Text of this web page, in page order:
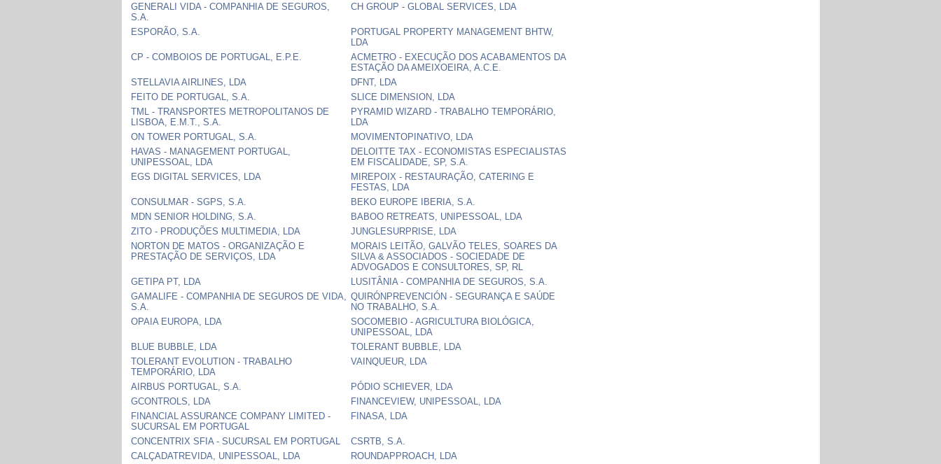
GENERALI VIDA - COMPANHIA DE SEGUROS,
S.A.
CH GROUP - GLOBAL SERVICES, LDA
ESPORÃO, S.A.
PORTUGAL PROPERTY MANAGEMENT BHTW,
LDA
CP - COMBOIOS DE PORTUGAL, E.P.E.
ACMETRO - EXECUÇÃO DOS ACABAMENTOS DA
ESTAÇÃO DA AMEIXOEIRA, A.C.E.
STELLAVIA AIRLINES, LDA
DFNT, LDA
FEITO DE PORTUGAL, S.A.
SLICE DIMENSION, LDA
TML - TRANSPORTES METROPOLITANOS DE
LISBOA, E.M.T., S.A.
PYRAMID WIZARD - TRABALHO TEMPORÁRIO,
LDA
ON TOWER PORTUGAL, S.A.
MOVIMENTOPINATIVO, LDA
HAVAS - MANAGEMENT PORTUGAL,
UNIPESSOAL, LDA
DELOITTE TAX - ECONOMISTAS ESPECIALISTAS
EM FISCALIDADE, SP, S.A.
EGS DIGITAL SERVICES, LDA
MIREPOIX - RESTAURAÇÃO, CATERING E
FESTAS, LDA
CONSULMAR - SGPS, S.A.
BEKO EUROPE IBERIA, S.A.
MDN SENIOR HOLDING, S.A.
BABOO RETREATS, UNIPESSOAL, LDA
ZITO - PRODUÇÕES MULTIMEDIA, LDA
JUNGLESURPRISE, LDA
NORTON DE MATOS - ORGANIZAÇÃO E
PRESTAÇÃO DE SERVIÇOS, LDA
MORAIS LEITÃO, GALVÃO TELES, SOARES DA
SILVA & ASSOCIADOS - SOCIEDADE DE
ADVOGADOS E CONSULTORES, SP, RL
GETIPA PT, LDA
LUSITÂNIA - COMPANHIA DE SEGUROS, S.A.
GAMALIFE - COMPANHIA DE SEGUROS DE VIDA,
S.A.
QUIRÓNPREVENCIÓN - SEGURANÇA E SAÚDE
NO TRABALHO, S.A.
OPAIA EUROPA, LDA
SOCOMEBIO - AGRICULTURA BIOLÓGICA,
UNIPESSOAL, LDA
BLUE BUBBLE, LDA
TOLERANT BUBBLE, LDA
TOLERANT EVOLUTION - TRABALHO
TEMPORÁRIO, LDA
VAINQUEUR, LDA
AIRBUS PORTUGAL, S.A.
PÓDIO SCHIEVER, LDA
GCONTROLS, LDA
FINANCEVIEW, UNIPESSOAL, LDA
FINANCIAL ASSURANCE COMPANY LIMITED -
SUCURSAL EM PORTUGAL
FINASA, LDA
CONCENTRIX SFIA - SUCURSAL EM PORTUGAL
CSRTB, S.A.
CALÇADATREVIDA, UNIPESSOAL, LDA
ROUNDAPPROACH, LDA